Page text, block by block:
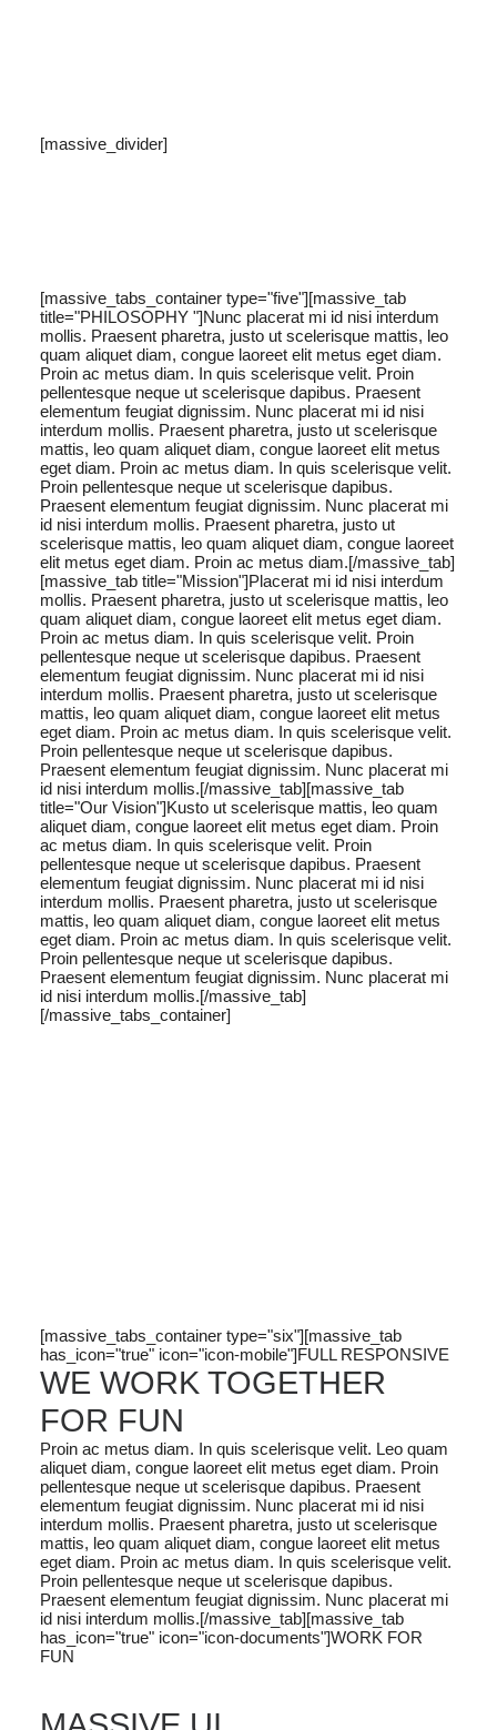
[massive_divider]
[massive_tabs_container type="five"][massive_tab
title="PHILOSOPHY "]Nunc placerat mi id nisi interdum
mollis. Praesent pharetra, justo ut scelerisque mattis, leo
quam aliquet diam, congue laoreet elit metus eget diam.
Proin ac metus diam. In quis scelerisque velit. Proin
pellentesque neque ut scelerisque dapibus. Praesent
elementum feugiat dignissim. Nunc placerat mi id nisi
interdum mollis. Praesent pharetra, justo ut scelerisque
mattis, leo quam aliquet diam, congue laoreet elit metus
eget diam. Proin ac metus diam. In quis scelerisque velit.
Proin pellentesque neque ut scelerisque dapibus.
Praesent elementum feugiat dignissim. Nunc placerat mi
id nisi interdum mollis. Praesent pharetra, justo ut
scelerisque mattis, leo quam aliquet diam, congue laoreet
elit metus eget diam. Proin ac metus diam.[/massive_tab]
[massive_tab title="Mission"]Placerat mi id nisi interdum
mollis. Praesent pharetra, justo ut scelerisque mattis, leo
quam aliquet diam, congue laoreet elit metus eget diam.
Proin ac metus diam. In quis scelerisque velit. Proin
pellentesque neque ut scelerisque dapibus. Praesent
elementum feugiat dignissim. Nunc placerat mi id nisi
interdum mollis. Praesent pharetra, justo ut scelerisque
mattis, leo quam aliquet diam, congue laoreet elit metus
eget diam. Proin ac metus diam. In quis scelerisque velit.
Proin pellentesque neque ut scelerisque dapibus.
Praesent elementum feugiat dignissim. Nunc placerat mi
id nisi interdum mollis.[/massive_tab][massive_tab
title="Our Vision"]Kusto ut scelerisque mattis, leo quam
aliquet diam, congue laoreet elit metus eget diam. Proin
ac metus diam. In quis scelerisque velit. Proin
pellentesque neque ut scelerisque dapibus. Praesent
elementum feugiat dignissim. Nunc placerat mi id nisi
interdum mollis. Praesent pharetra, justo ut scelerisque
mattis, leo quam aliquet diam, congue laoreet elit metus
eget diam. Proin ac metus diam. In quis scelerisque velit.
Proin pellentesque neque ut scelerisque dapibus.
Praesent elementum feugiat dignissim. Nunc placerat mi
id nisi interdum mollis.[/massive_tab]
[/massive_tabs_container]
[massive_tabs_container type="six"][massive_tab
has_icon="true" icon="icon-mobile"]FULL RESPONSIVE
WE WORK TOGETHER
FOR FUN
Proin ac metus diam. In quis scelerisque velit. Leo quam
aliquet diam, congue laoreet elit metus eget diam. Proin
pellentesque neque ut scelerisque dapibus. Praesent
elementum feugiat dignissim. Nunc placerat mi id nisi
interdum mollis. Praesent pharetra, justo ut scelerisque
mattis, leo quam aliquet diam, congue laoreet elit metus
eget diam. Proin ac metus diam. In quis scelerisque velit.
Proin pellentesque neque ut scelerisque dapibus.
Praesent elementum feugiat dignissim. Nunc placerat mi
id nisi interdum mollis.[/massive_tab][massive_tab
has_icon="true" icon="icon-documents"]WORK FOR
FUN